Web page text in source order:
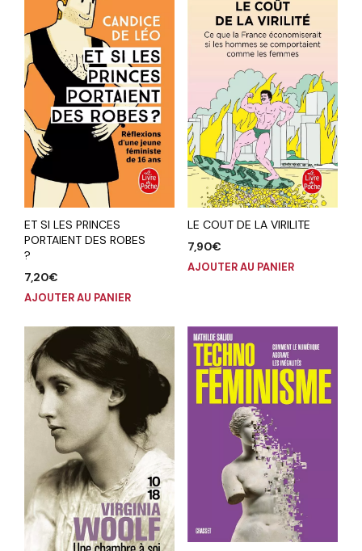
ET SI LES PRINCES
PORTAIENT DES ROBES
?
7,20€
AJOUTER AU PANIER
LE COUT DE LA VIRILITE
7,90€
AJOUTER AU PANIER